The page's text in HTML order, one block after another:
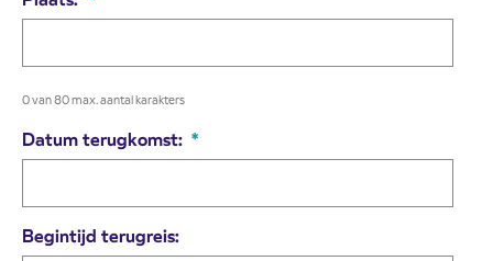
0 van 80 max. aantal karakters
Datum terugkomst: *
Begintijd terugreis: